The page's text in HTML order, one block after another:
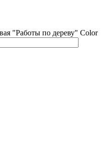
"Работы по дереву" Color